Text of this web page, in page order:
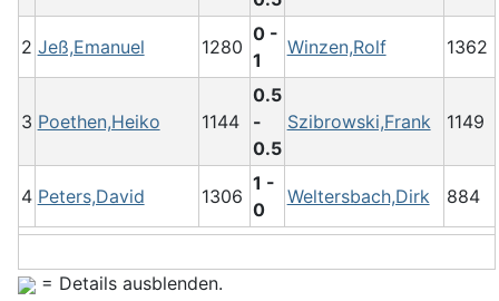
2 Jeß,Emanuel 1280
0 -
1
Winzen,Rolf 1362
3 Poethen,Heiko 1144
0.5
-
0.5
Szibrowski,Frank 1149
4 Peters,David 1306
1 -
0
Weltersbach,Dirk 884
= Details ausblenden.